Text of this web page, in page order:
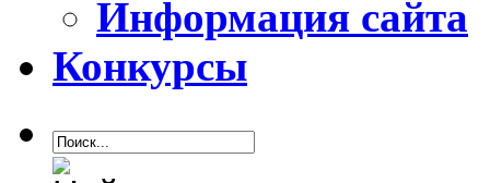
Информация сайта
Конкурсы